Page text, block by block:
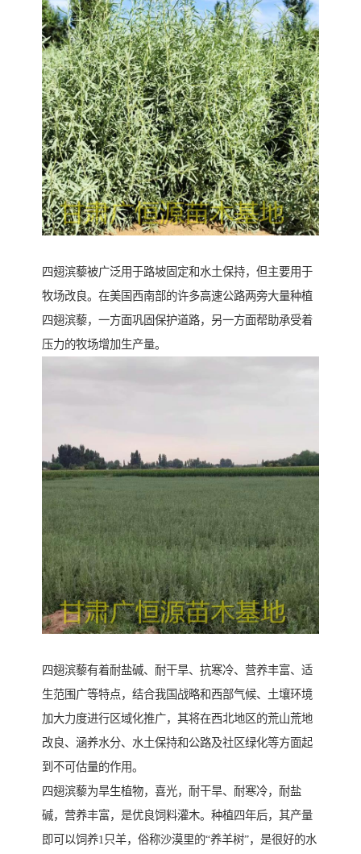
四翅滨藜被广泛用于路坡固定和水土保持，但主要用于
牧场改良。在美国西南部的许多高速公路两旁大量种植
四翅滨藜，一方面巩固保护道路，另一方面帮助承受着
压力的牧场增加生产量。
四翅滨藜有着耐盐碱、耐干旱、抗寒冷、营养丰富、适
生范围广等特点，结合我国战略和西部气候、土壤环境
加大力度进行区域化推广，其将在西北地区的荒山荒地
改良、涵养水分、水土保持和公路及社区绿化等方面起
到不可估量的作用。
四翅滨藜为旱生植物，喜光，耐干旱、耐寒冷，耐盐
碱，营养丰富，是优良饲料灌木。种植四年后，其产量
即可以饲养1只羊，俗称沙漠里的“养羊树”，是很好的水